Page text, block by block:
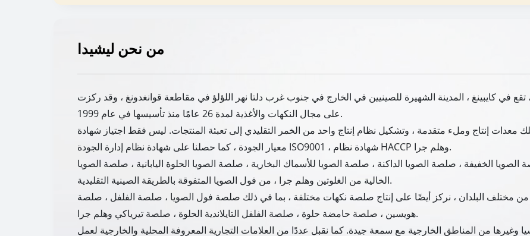
من نحن ليشيدا
، تقع في كايبينغ ، المدينة الشهيرة للصينيين في الخارج في جنوب غرب دلتا نهر اللؤلؤ في مقاطعة قوانغدونغ ، وقد ركزت
على مجال النكهات والأغذية لمدة 26 عامًا منذ تأسيسها في عام 1999.
حوالي 23،000 متر مربع ، يمتلك معدات إنتاج وملء متقدمة ، وتشكيل نظام إنتاج واحد من الخمر التقليدي إلى تعبئة المنتجات. ليس فقط اجتياز شهادة
معيار الجودة ، كما حصلنا على شهادة نظام إدارة الجودة ISO9001 ، شهادة نظام HACCP وهلم جرا.
الخفيفة ، صلصة الصويا الداكنة ، صلصة الصويا للأسماك البخارية ، صلصة الصويا الحلوة اليابانية ، صلصة الصويا
الخالية من الغلوتين وهلم جرا ، من فول الصويا المتفوقة بالطريقة الصينية التقليدية.
من مختلف البلدان ، نركز أيضًا على إنتاج صلصة نكهات مختلفة ، بما في ذلك صلصة فول الصويا ، صلصة الفلفل ، صلصة
هويسين ، صلصة حامضة حلوة ، صلصة الفلفل التايلاندية الحلوة ، صلصة تيرياكي وهلم جرا.
وغيرها من المناطق الخارجية مع سمعة جيدة. كما نقبل عددًا من العلامات التجارية المعروفة المحلية والخارجية لعمل